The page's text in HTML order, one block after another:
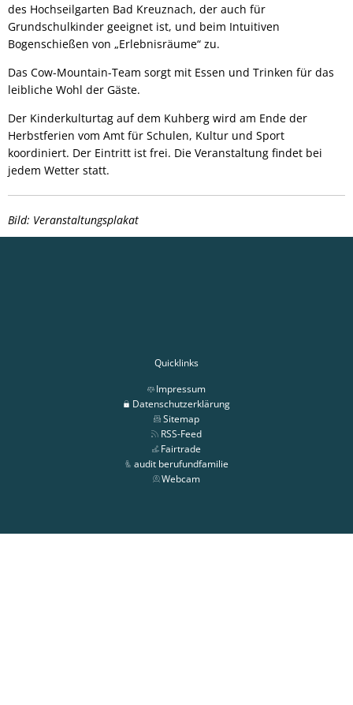
des Hochseilgarten Bad Kreuznach, der auch für
Grundschulkinder geeignet ist, und beim Intuitiven
Bogenschießen von „Erlebnisräume“ zu.
Das Cow-Mountain-Team sorgt mit Essen und Trinken für das
leibliche Wohl der Gäste.
Der Kinderkulturtag auf dem Kuhberg wird am Ende der
Herbstferien vom Amt für Schulen, Kultur und Sport
koordiniert. Der Eintritt ist frei. Die Veranstaltung findet bei
jedem Wetter statt.
Bild: Veranstaltungsplakat
Quicklinks
Impressum
Datenschutzerklärung
Sitemap
RSS-Feed
Fairtrade
audit berufundfamilie
Webcam